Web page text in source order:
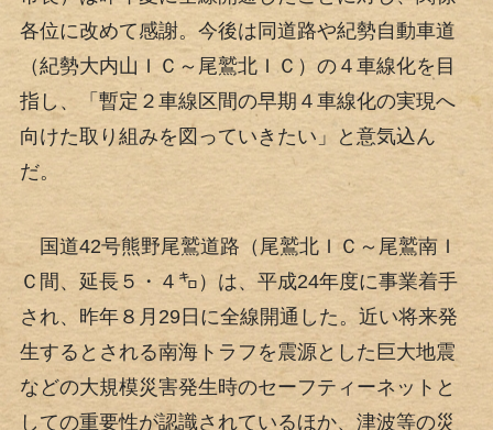
各位に改めて感謝。今後は同道路や紀勢自動車道
（紀勢大内山ＩＣ～尾鷲北ＩＣ）の４車線化を目
指し、「暫定２車線区間の早期４車線化の実現へ
向けた取り組みを図っていきたい」と意気込ん
だ。
国道42号熊野尾鷲道路（尾鷲北ＩＣ～尾鷲南Ｉ
Ｃ間、延長５・４㌔）は、平成24年度に事業着手
され、昨年８月29日に全線開通した。近い将来発
生するとされる南海トラフを震源とした巨大地震
などの大規模災害発生時のセーフティーネットと
しての重要性が認識されているほか、津波等の災